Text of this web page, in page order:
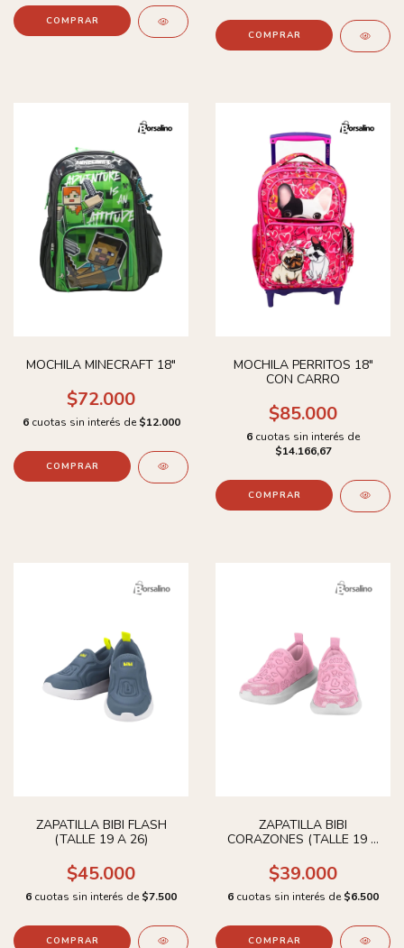
COMPRAR
COMPRAR
MOCHILA MINECRAFT 18"
$72.000
6 cuotas sin interés de $12.000
COMPRAR
MOCHILA PERRITOS 18"
CON CARRO
$85.000
6 cuotas sin interés de
$14.166,67
COMPRAR
ZAPATILLA BIBI FLASH
(TALLE 19 A 26)
$45.000
6 cuotas sin interés de $7.500
COMPRAR
ZAPATILLA BIBI
CORAZONES (TALLE 19 A
$39.000
6 cuotas sin interés de $6.500
COMPRAR